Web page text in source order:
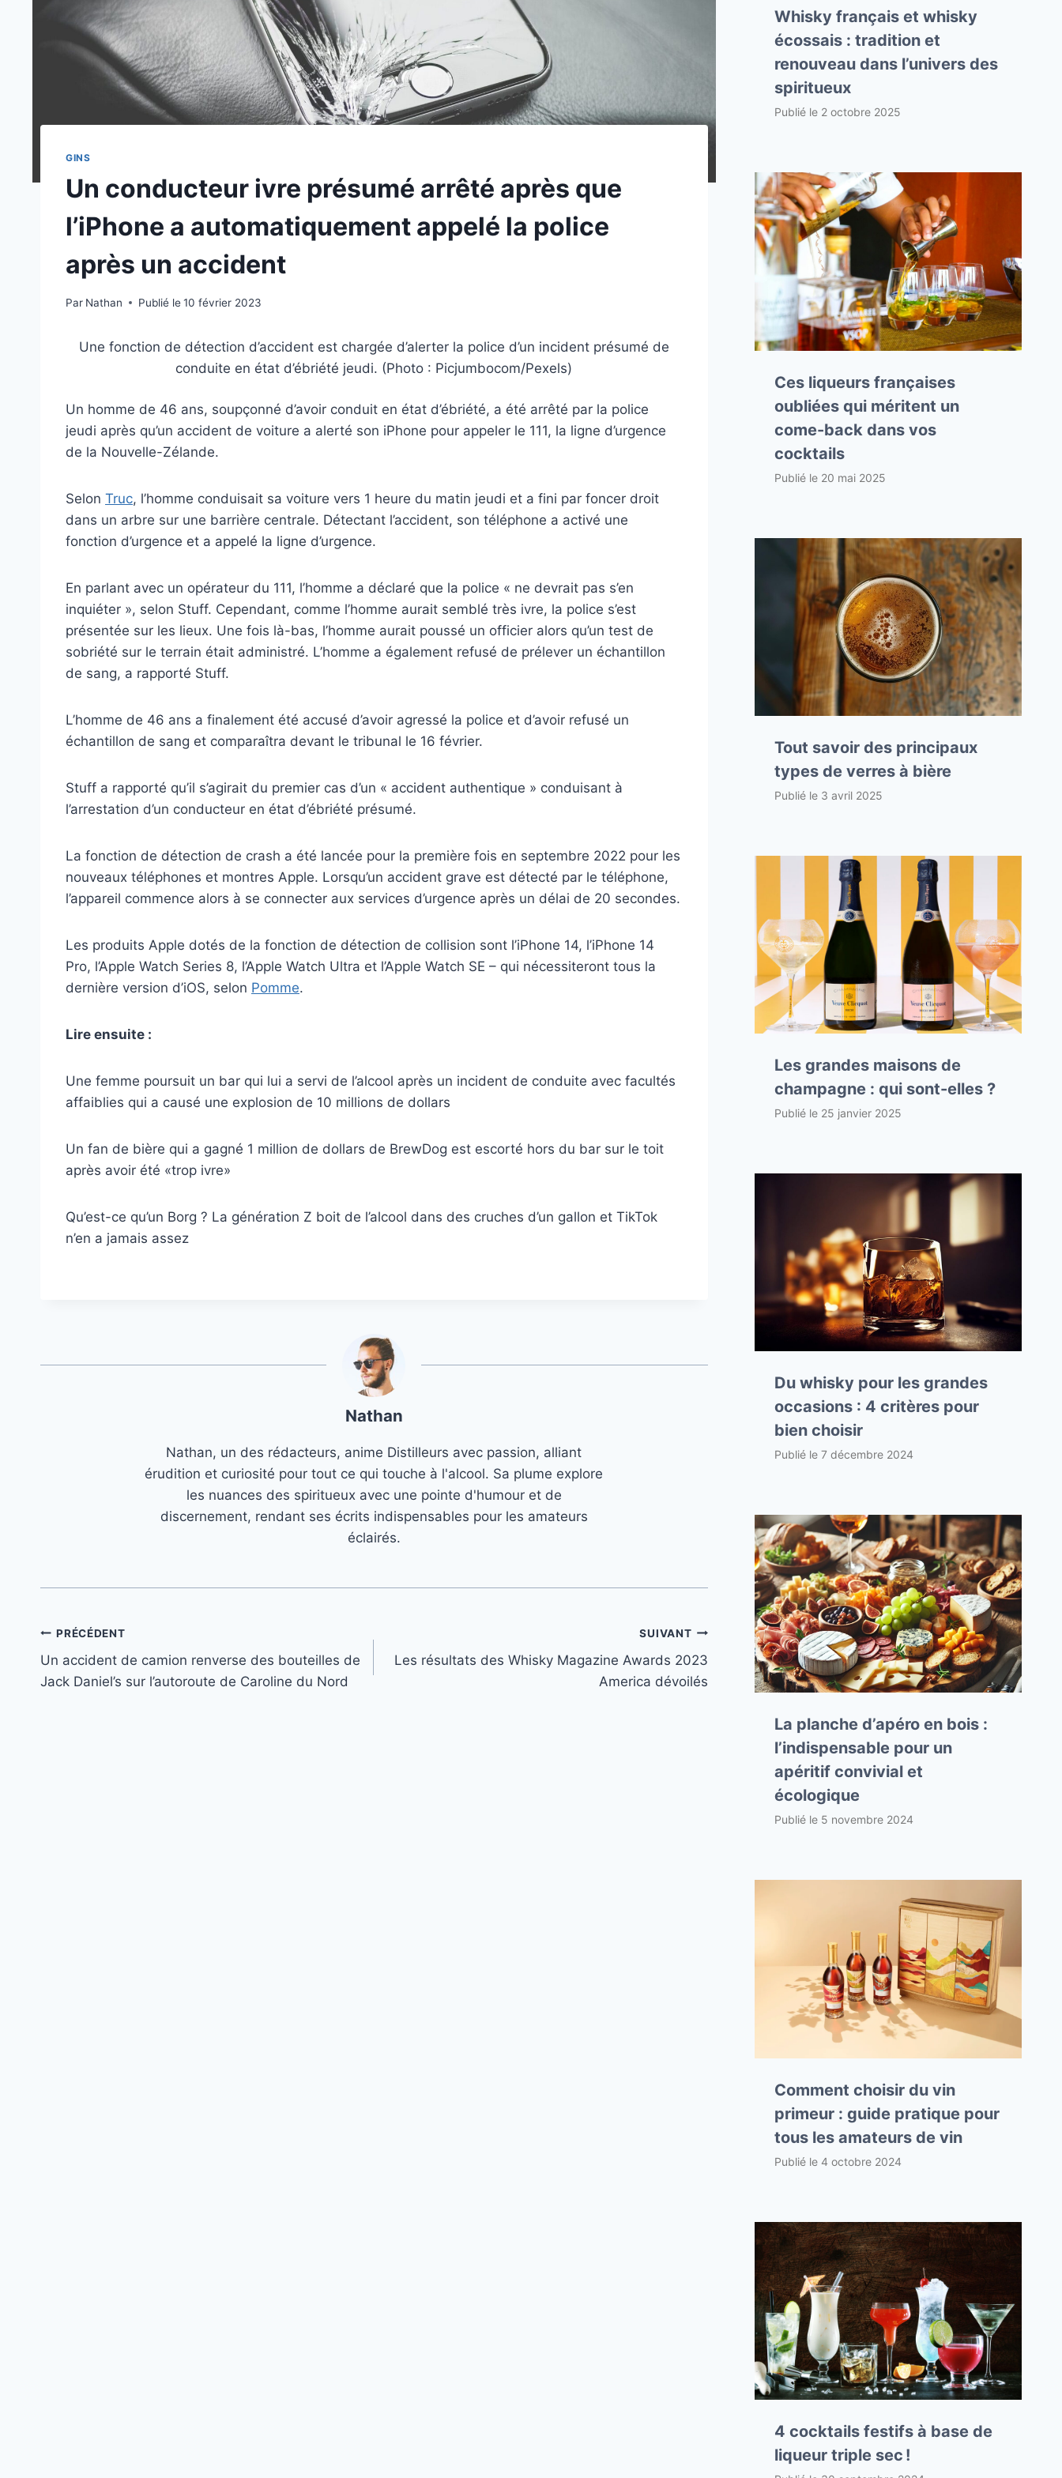
GINS
Un conducteur ivre présumé arrêté après que
l’iPhone a automatiquement appelé la police
après un accident
Par Nathan Publié le 10 février 2023
Une fonction de détection d’accident est chargée d’alerter la police d’un incident présumé de
conduite en état d’ébriété jeudi. (Photo : Picjumbocom/Pexels)
Un homme de 46 ans, soupçonné d’avoir conduit en état d’ébriété, a été arrêté par la police
jeudi après qu’un accident de voiture a alerté son iPhone pour appeler le 111, la ligne d’urgence
de la Nouvelle-Zélande.
Selon Truc, l’homme conduisait sa voiture vers 1 heure du matin jeudi et a fini par foncer droit
dans un arbre sur une barrière centrale. Détectant l’accident, son téléphone a activé une
fonction d’urgence et a appelé la ligne d’urgence.
En parlant avec un opérateur du 111, l’homme a déclaré que la police « ne devrait pas s’en
inquiéter », selon Stuff. Cependant, comme l’homme aurait semblé très ivre, la police s’est
présentée sur les lieux. Une fois là-bas, l’homme aurait poussé un officier alors qu’un test de
sobriété sur le terrain était administré. L’homme a également refusé de prélever un échantillon
de sang, a rapporté Stuff.
L’homme de 46 ans a finalement été accusé d’avoir agressé la police et d’avoir refusé un
échantillon de sang et comparaîtra devant le tribunal le 16 février.
Stuff a rapporté qu’il s’agirait du premier cas d’un « accident authentique » conduisant à
l’arrestation d’un conducteur en état d’ébriété présumé.
La fonction de détection de crash a été lancée pour la première fois en septembre 2022 pour les
nouveaux téléphones et montres Apple. Lorsqu’un accident grave est détecté par le téléphone,
l’appareil commence alors à se connecter aux services d’urgence après un délai de 20 secondes.
Les produits Apple dotés de la fonction de détection de collision sont l’iPhone 14, l’iPhone 14
Pro, l’Apple Watch Series 8, l’Apple Watch Ultra et l’Apple Watch SE – qui nécessiteront tous la
dernière version d’iOS, selon Pomme.
Lire ensuite :
Une femme poursuit un bar qui lui a servi de l’alcool après un incident de conduite avec facultés
affaiblies qui a causé une explosion de 10 millions de dollars
Un fan de bière qui a gagné 1 million de dollars de BrewDog est escorté hors du bar sur le toit
après avoir été «trop ivre»
Qu’est-ce qu’un Borg ? La génération Z boit de l’alcool dans des cruches d’un gallon et TikTok
n’en a jamais assez
Nathan
Nathan, un des rédacteurs, anime Distilleurs avec passion, alliant
érudition et curiosité pour tout ce qui touche à l'alcool. Sa plume explore
les nuances des spiritueux avec une pointe d'humour et de
discernement, rendant ses écrits indispensables pour les amateurs
éclairés.
Navigation
de
PRÉCÉDENT
Un accident de camion renverse des bouteilles de
Jack Daniel’s sur l’autoroute de Caroline du Nord
SUIVANT
Les résultats des Whisky Magazine Awards 2023
America dévoilés
Whisky français et whisky
écossais : tradition et
renouveau dans l’univers des
spiritueux
Publié le 2 octobre 2025
Ces liqueurs françaises
oubliées qui méritent un
come-back dans vos
cocktails
Publié le 20 mai 2025
Tout savoir des principaux
types de verres à bière
Publié le 3 avril 2025
Les grandes maisons de
champagne : qui sont-elles ?
Publié le 25 janvier 2025
Du whisky pour les grandes
occasions : 4 critères pour
bien choisir
Publié le7 décembre 2024
La planche d’apéro en bois :
l’indispensable pour un
apéritif convivial et
écologique
Publié le 5 novembre 2024
Comment choisir du vin
primeur : guide pratique pour
tous les amateurs de vin
Publié le4 octobre 2024
4 cocktails festifs à base de
liqueur triple sec !